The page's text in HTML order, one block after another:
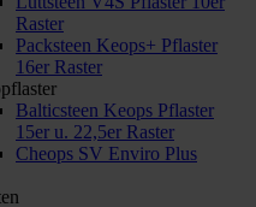
Raster
Packsteen Keops+ Pflaster
16er Raster
Balticsteen Keops Pflaster
15er u. 22,5er Raster
Cheops SV Enviro Plus